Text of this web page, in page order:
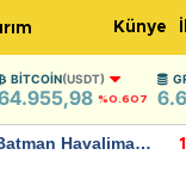
Künye
BITCOIN(USDT)
%0.607
Havalimanı